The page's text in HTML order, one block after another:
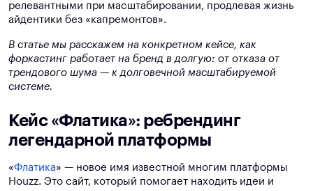
релевантными при масштабировании, продлевая жизнь
айдентики без «капремонтов».
В статье мы расскажем на конкретном кейсе, как
форкастинг работает на бренд в долгую: от отказа от
трендового шума — к долговечной масштабируемой
системе.
Кейс «Флатика»: ребрендинг
легендарной платформы
«Флатика» — новое имя известной многим платформы
Houzz. Это сайт, который помогает находить идеи и